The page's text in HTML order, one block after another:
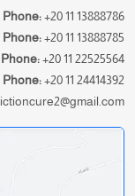
Phone:+20 11 13888786
Phone:+20 11 13888785
Phone:+20 11 22525564
Phone:+20 11 24414392